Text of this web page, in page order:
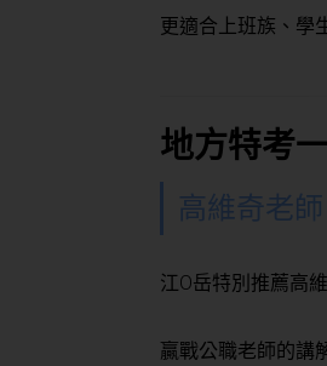
更適合上班族、學
地方特考
高維奇老
江O岳特別推薦高
贏戰公職老師的講